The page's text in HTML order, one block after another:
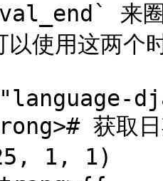
来圈
以使用这两个
获取
1, 1)